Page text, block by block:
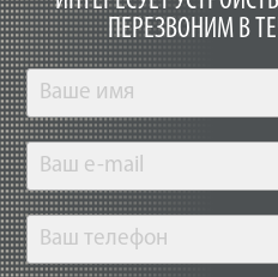
ПЕРЕЗВОНИМ В